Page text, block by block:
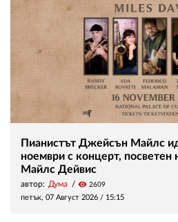
Пианистът Джейсън Майлс
ноември с концерт, посветен
Майлс Дейвис
автор: Дума visibility 2609
петък, 07 Август 2026 / 15:15